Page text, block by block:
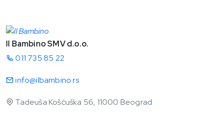
Il Bambino SMV d.o.o.
011 735 85 22
info@ilbambino.rs
Tadeuša Košćuška 56, 11000 Beograd